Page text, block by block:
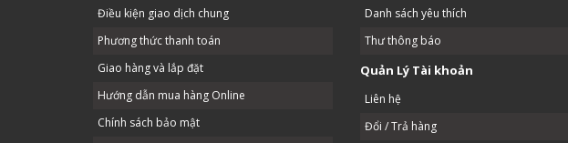
Điều kiện giao dịch chung
Phương thức thanh toán
Giao hàng và lắp đặt
Hướng dẫn mua hàng Online
Chính sách bảo mật
Danh sách yêu thích
Thư thông báo
Quản Lý Tài khoản
Liên hệ
Đổi / Trả hàng